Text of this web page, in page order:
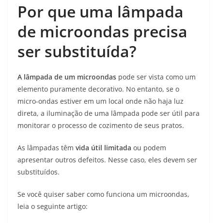
Por que uma lâmpada
de microondas precisa
ser substituída?
A lâmpada de um microondas pode ser vista como um
elemento puramente decorativo. No entanto, se o
micro-ondas estiver em um local onde não haja luz
direta, a iluminação de uma lâmpada pode ser útil para
monitorar o processo de cozimento de seus pratos.
As lâmpadas têm vida útil limitada ou podem
apresentar outros defeitos. Nesse caso, eles devem ser
substituídos.
Se você quiser saber como funciona um microondas,
leia o seguinte artigo: